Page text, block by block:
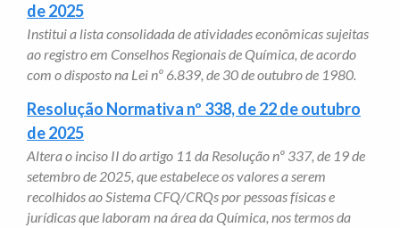
de 2025
Institui a lista consolidada de atividades econômicas sujeitas
ao registro em Conselhos Regionais de Química, de acordo
com o disposto na Lei nº 6.839, de 30 de outubro de 1980.
Resolução Normativa nº 338, de 22 de outubro
de 2025
Altera o inciso II do artigo 11 da Resolução nº 337, de 19 de
setembro de 2025, que estabelece os valores a serem
recolhidos ao Sistema CFQ/CRQs por pessoas físicas e
jurídicas que laboram na área da Química, nos termos da